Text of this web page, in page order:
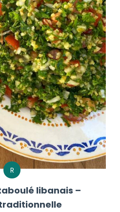
R
libanais –